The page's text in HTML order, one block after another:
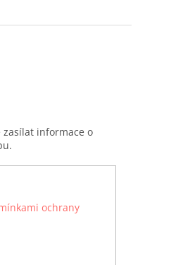
zasílat informace o
ochrany